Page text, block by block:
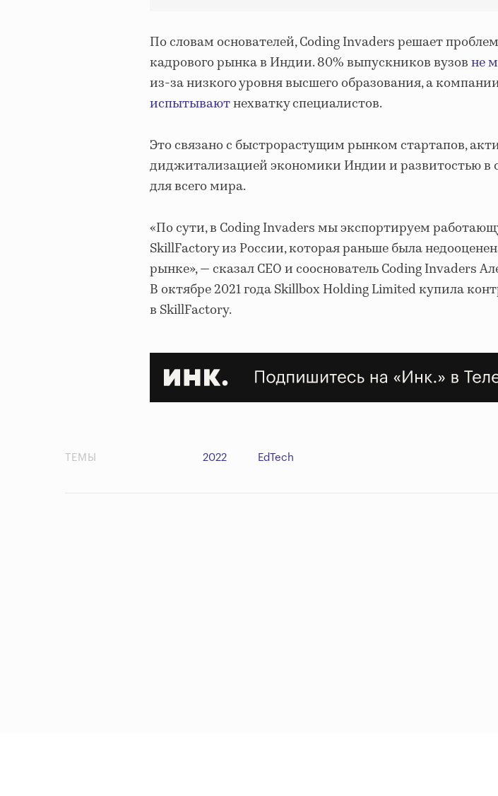
По словам основателей, Coding Invaders решает
кадрового рынка в Индии. 80% выпускников вузовне
из-за низкого уровня высшего образования, а
испытываютнехватку специалистов.
Это связано с быстрорастущим рынком стартапов,
диджитализацией экономики Индии и развитостью в
для всего мира.
«По сути, в Coding Invaders мы экспортируем
SkillFactory из России, которая раньше была
рынке», — сказал CEO и сооснователь Coding Invaders
В октябре 2021 года Skillbox Holding Limited купила
в SkillFactory.
ТЕМЫ 2022 EdTech